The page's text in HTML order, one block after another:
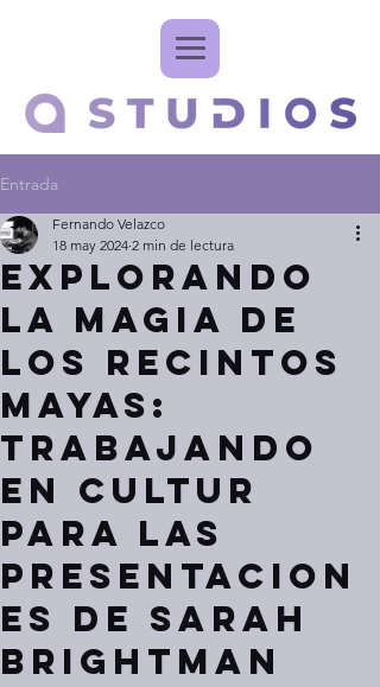
Entrada
Explorando
la Magia de
los Recintos
Mayas:
Trabajando
en Cultur
para las
Presentacion
es de Sarah
Brightman
Fernando Velazco
18 may 2024 2 min de lectura